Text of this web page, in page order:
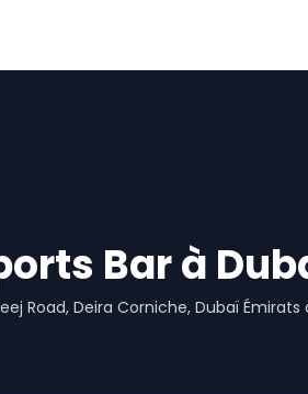
Bar à
Road, Deira Corniche, Dubaï Émirats